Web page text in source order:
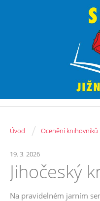
Úvod / Ocenění knihovníků
19. 3. 2026
Jihočeský
Na pravidelném jarním